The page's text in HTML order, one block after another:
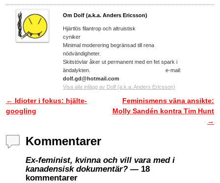
Om Dolf (a.k.a. Anders Ericsson)
Hjärtlös filantrop och altruistisk
cyniker
Minimal moderering begränsad till rena
nödvändigheter.
Skitstövlar åker ut permanent med en fet spark i
ändalykten. e-mail:
dolf.gd@hotmail.com
Visa alla inlägg av Dolf (a.k.a. Anders Ericsson)
Inläggsnavigering
← Idioter i fokus: hjälte-
googling
Feminismens väna ansikte:
Molly Sandén kontra Tim Hunt
→
Kommentarer
Ex-feminist, kvinna och vill vara med i
kanadensisk dokumentär? — 18
kommentarer